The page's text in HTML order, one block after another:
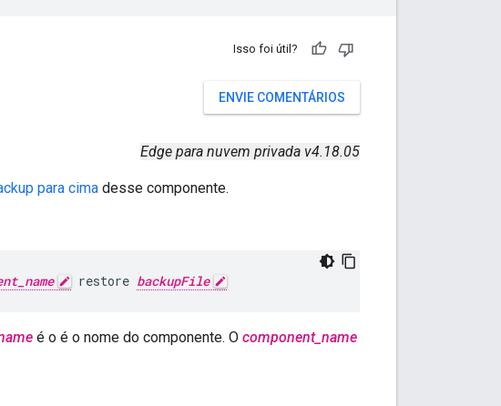
Isso foi útil?
ENVIE COMENTÁRIOS
Edge para nuvem privada v4.18.05
para cima desse componente.
restore backupFile
é o é o nome do componente. O component_name